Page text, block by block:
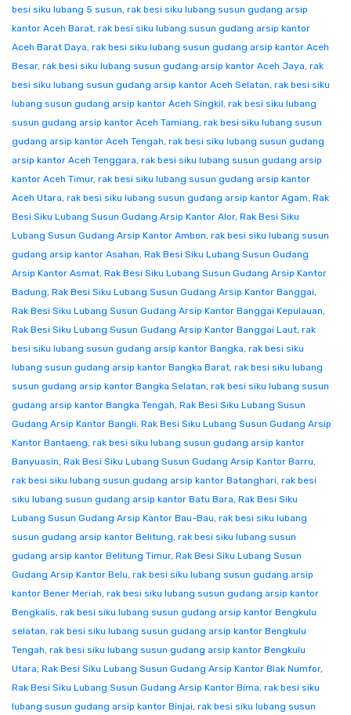
besi siku lubang 5 susun, rak besi siku lubang susun gudang arsip
kantor Aceh Barat, rak besi siku lubang susun gudang arsip kantor
Aceh Barat Daya, rak besi siku lubang susun gudang arsip kantor Aceh
Besar, rak besi siku lubang susun gudang arsip kantor Aceh Jaya, rak
besi siku lubang susun gudang arsip kantor Aceh Selatan, rak besi siku
lubang susun gudang arsip kantor Aceh Singkil, rak besi siku lubang
susun gudang arsip kantor Aceh Tamiang, rak besi siku lubang susun
gudang arsip kantor Aceh Tengah, rak besi siku lubang susun gudang
arsip kantor Aceh Tenggara, rak besi siku lubang susun gudang arsip
kantor Aceh Timur, rak besi siku lubang susun gudang arsip kantor
Aceh Utara, rak besi siku lubang susun gudang arsip kantor Agam, Rak
Besi Siku Lubang Susun Gudang Arsip Kantor Alor, Rak Besi Siku
Lubang Susun Gudang Arsip Kantor Ambon, rak besi siku lubang susun
gudang arsip kantor Asahan, Rak Besi Siku Lubang Susun Gudang
Arsip Kantor Asmat, Rak Besi Siku Lubang Susun Gudang Arsip Kantor
Badung, Rak Besi Siku Lubang Susun Gudang Arsip Kantor Banggai,
Rak Besi Siku Lubang Susun Gudang Arsip Kantor Banggai Kepulauan,
Rak Besi Siku Lubang Susun Gudang Arsip Kantor Banggai Laut, rak
besi siku lubang susun gudang arsip kantor Bangka, rak besi siku
lubang susun gudang arsip kantor Bangka Barat, rak besi siku lubang
susun gudang arsip kantor Bangka Selatan, rak besi siku lubang susun
gudang arsip kantor Bangka Tengah, Rak Besi Siku Lubang Susun
Gudang Arsip Kantor Bangli, Rak Besi Siku Lubang Susun Gudang Arsip
Kantor Bantaeng, rak besi siku lubang susun gudang arsip kantor
Banyuasin, Rak Besi Siku Lubang Susun Gudang Arsip Kantor Barru,
rak besi siku lubang susun gudang arsip kantor Batanghari, rak besi
siku lubang susun gudang arsip kantor Batu Bara, Rak Besi Siku
Lubang Susun Gudang Arsip Kantor Bau-Bau, rak besi siku lubang
susun gudang arsip kantor Belitung, rak besi siku lubang susun
gudang arsip kantor Belitung Timur, Rak Besi Siku Lubang Susun
Gudang Arsip Kantor Belu, rak besi siku lubang susun gudang arsip
kantor Bener Meriah, rak besi siku lubang susun gudang arsip kantor
Bengkalis, rak besi siku lubang susun gudang arsip kantor Bengkulu
selatan, rak besi siku lubang susun gudang arsip kantor Bengkulu
Tengah, rak besi siku lubang susun gudang arsip kantor Bengkulu
Utara, Rak Besi Siku Lubang Susun Gudang Arsip Kantor Biak Numfor,
Rak Besi Siku Lubang Susun Gudang Arsip Kantor Bima, rak besi siku
lubang susun gudang arsip kantor Binjai, rak besi siku lubang susun